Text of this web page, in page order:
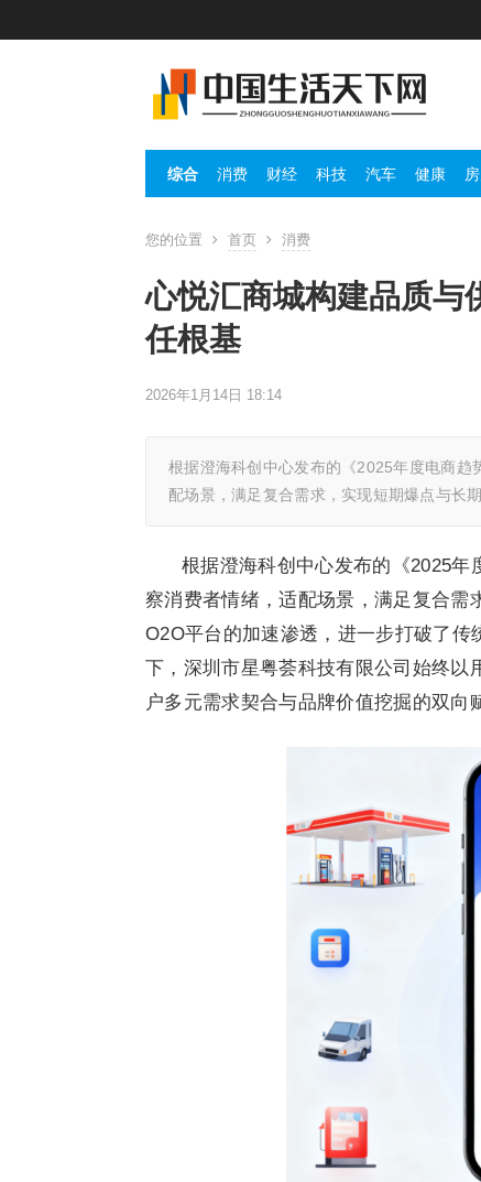
综合 消费 财经 科技 汽车 健康
您的位置 首页 消费
心悦汇商城构建品质与
任根基
2026年1月14日 18:14
根据澄海科创中心发布的《2025年度电商
配场景，满足复合需求，实现短期爆点与长
根据澄海科创中心发布的《2025年
察消费者情绪，适配场景，满足复合需
O2O平台的加速渗透，进一步打破了
下，深圳市星粤荟科技有限公司始终以
户多元需求契合与品牌价值挖掘的双向